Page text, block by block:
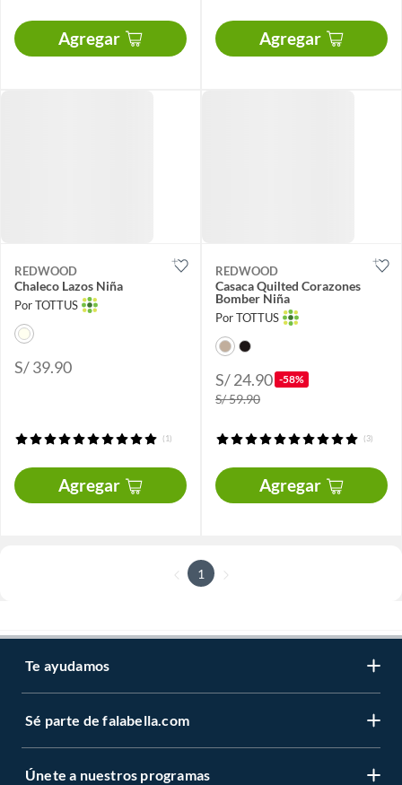
Agregar Agregar
REDWOOD
Chaleco Lazos Niña
Por TOTTUS
S/ 39.90
(1)
Agregar
REDWOOD
Casaca Quilted Corazones
Bomber Niña
Por TOTTUS
S/ 24.90 -58%
S/ 59.90
(3)
Agregar
1
Te ayudamos
Sé parte de falabella.com
Únete a nuestros programas